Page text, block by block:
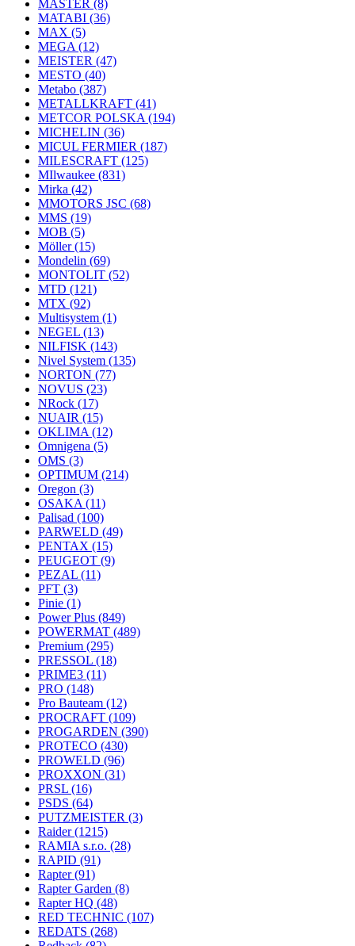
MASTER (8)
MATABI (36)
MAX (5)
MEGA (12)
MEISTER (47)
MESTO (40)
Metabo (387)
METALLKRAFT (41)
METCOR POLSKA (194)
MICHELIN (36)
MICUL FERMIER (187)
MILESCRAFT (125)
MIlwaukee (831)
Mirka (42)
MMOTORS JSC (68)
MMS (19)
MOB (5)
Möller(15)
Mondelin (69)
MONTOLIT (52)
MTD (121)
MTX (92)
Multisystem (1)
NEGEL (13)
NILFISK (143)
Nivel System (135)
NORTON (77)
NOVUS (23)
NRock (17)
NUAIR (15)
OKLIMA (12)
Omnigena (5)
OMS (3)
OPTIMUM (214)
Oregon (3)
OSAKA (11)
Palisad (100)
PARWELD (49)
PENTAX (15)
PEUGEOT (9)
PEZAL (11)
PFT (3)
Pinie (1)
Power Plus (849)
POWERMAT (489)
Premium (295)
PRESSOL (18)
PRIME3 (11)
PRO (148)
Pro Bauteam (12)
PROCRAFT (109)
PROGARDEN (390)
PROTECO (430)
PROWELD (96)
PROXXON (31)
PRSL (16)
PSDS (64)
PUTZMEISTER (3)
Raider(1215)
RAMIA s.r.o. (28)
RAPID (91)
Rapter(91)
Rapter Garden (8)
Rapter HQ (48)
RED TECHNIC (107)
REDATS (268)